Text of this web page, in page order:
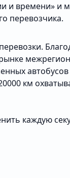
и времени» и
перевозчика.
км
каждую